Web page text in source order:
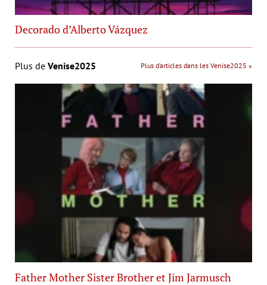
Decorado d’Alberto Vázquez
Plus de Venise2025 Plus d’articles dans les Venise2025 »
Father Mother Sister Brother et Jim Jarmusch